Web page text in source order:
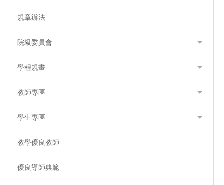
規章辦法
院級委員會
學程規畫
教師專區
學生專區
教學優良教師
優良導師典範